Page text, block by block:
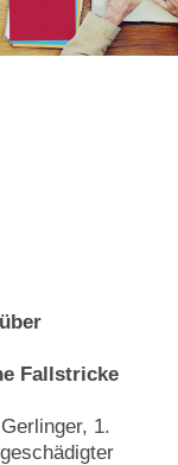
Fallstricke
1.